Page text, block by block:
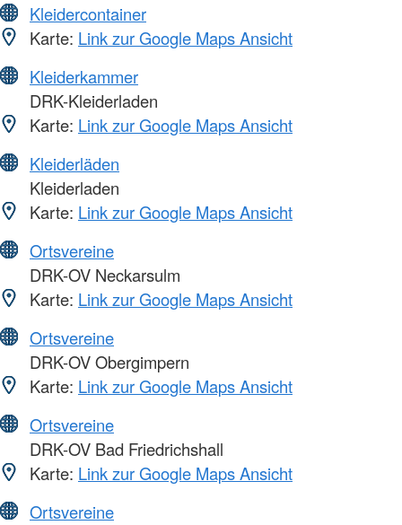
Kleidercontainer
Karte: Link zur Google Maps Ansicht
Kleiderkammer
DRK-Kleiderladen
Karte: Link zur Google Maps Ansicht
Kleiderläden
Kleiderladen
Karte: Link zur Google Maps Ansicht
Ortsvereine
DRK-OV Neckarsulm
Karte: Link zur Google Maps Ansicht
Ortsvereine
DRK-OV Obergimpern
Karte: Link zur Google Maps Ansicht
Ortsvereine
DRK-OV Bad Friedrichshall
Karte: Link zur Google Maps Ansicht
Ortsvereine